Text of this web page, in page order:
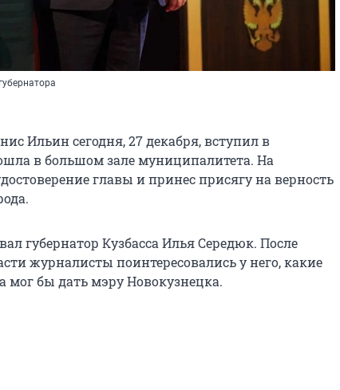
Ильин сегодня, 27 декабря, вступил в
в большом зале муниципалитета. На
главы и принес присягу на верность
губернатор Кузбасса Илья Середюк. После
журналисты поинтересовались у него, какие
мог бы дать мэру Новокузнецка.